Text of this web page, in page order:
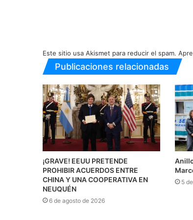
Este sitio usa Akismet para reducir el spam.
Publicaciones relacionadas
¡GRAVE! EEUU PRETENDE
PROHIBIR ACUERDOS ENTRE
CHINA Y UNA COOPERATIVA EN
NEUQUÉN
6 de agosto de 2026
5